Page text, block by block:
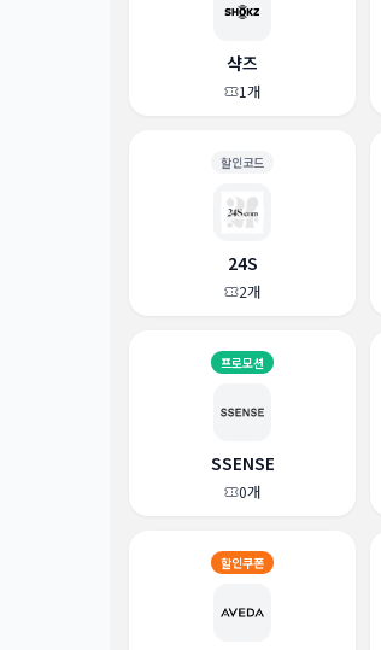
샥즈
1개
할인코드
24S
2개
프로모션
SSENSE
0개
할인쿠폰